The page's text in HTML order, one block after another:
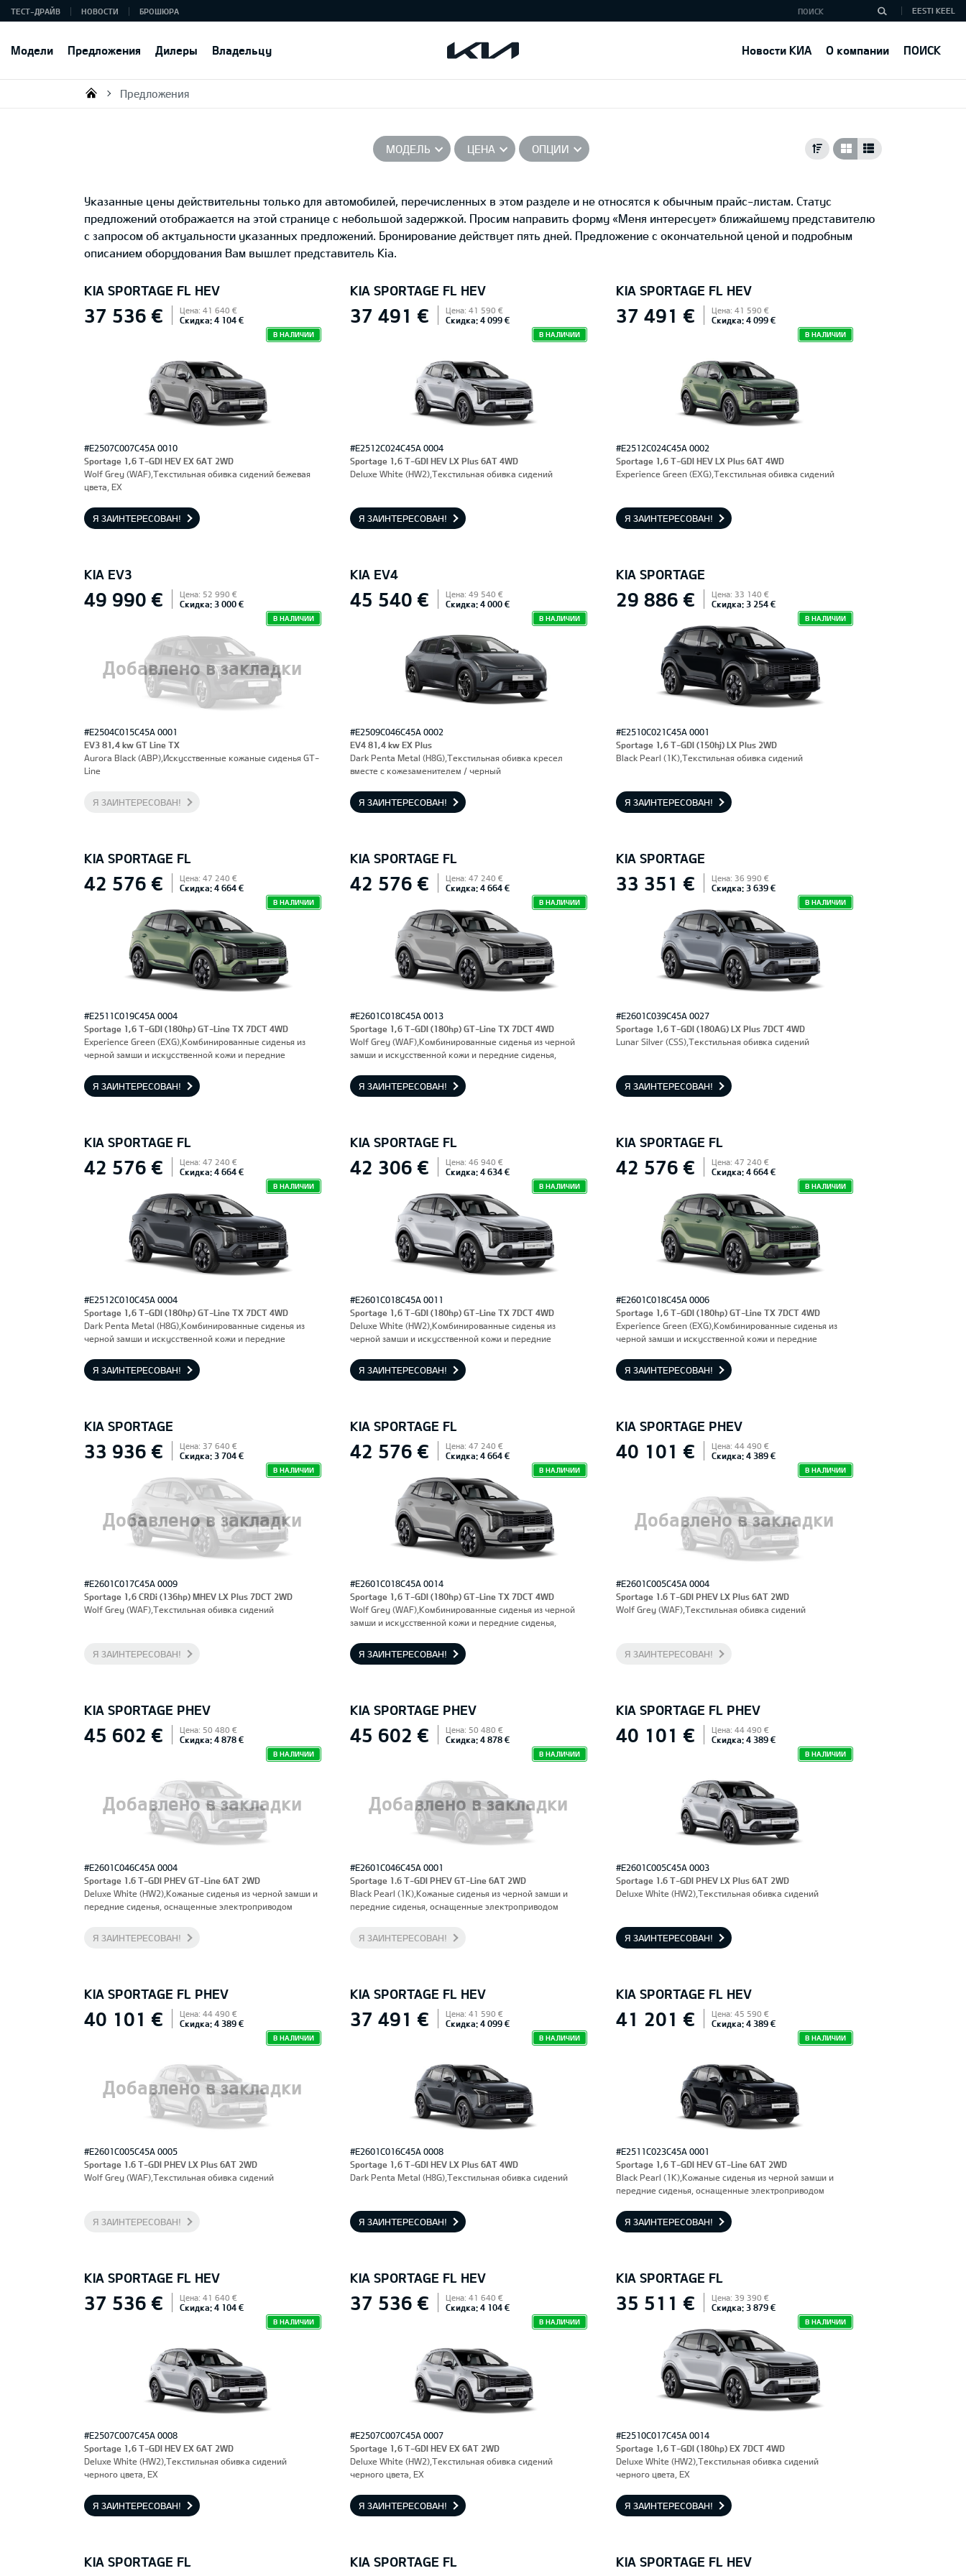
Модели Предложения Дилеры Владельцу Новости КИА О компании ПОИСК
ТЕСТ-ДРАЙВ НОВОСТИ БРОШЮРА EESTI KEEL
KIA AUTO AS
Предложения
МОДЕЛЬ ЦЕНА ОПЦИИ
Указанные цены действительны только для автомобилей, перечисленных в этом разделе и не относятся к обычным прайс-листам. Статус
предложений отображается на этой странице с небольшой задержкой. Просим направить форму «Меня интересует» ближайшему представителю
с запросом об актуальности указанных предложений. Бронирование действует пять дней. Предложение с окончательной ценой и подробным
описанием оборудования Вам вышлет представитель Kia.
KIA SPORTAGE FL HEV
37 536 € Цена: 41 640 €
Скидка: 4 104 €
В НАЛИЧИИ
#E2507C007C45A 0010
Sportage 1,6 T-GDI HEV EX 6AT 2WD
Wolf Grey (WAF),Текстильная обивка сидений бежевая
цвета, EX
Я ЗАИНТЕРЕСОВАН!
KIA SPORTAGE FL HEV
37 491 € Цена: 41 590 €
Скидка: 4 099 €
В НАЛИЧИИ
#E2512C024C45A 0004
Sportage 1,6 T-GDI HEV LX Plus 6AT 4WD
Deluxe White (HW2),Текстильная обивка сидений
Я ЗАИНТЕРЕСОВАН!
KIA SPORTAGE FL HEV
37 491 € Цена: 41 590 €
Скидка: 4 099 €
В НАЛИЧИИ
#E2512C024C45A 0002
Sportage 1,6 T-GDI HEV LX Plus 6AT 4WD
Experience Green (EXG),Текстильная обивка сидений
Я ЗАИНТЕРЕСОВАН!
KIA EV3
Добавлено в закладки
49 990 € Цена: 52 990 €
Скидка: 3 000 €
В НАЛИЧИИ
#E2504C015C45A 0001
EV3 81,4 kw GT Line TX
Aurora Black (ABP),Искусственные кожаные сиденья GT-
Line
Я ЗАИНТЕРЕСОВАН!
KIA EV4
45 540 € Цена: 49 540 €
Скидка: 4 000 €
В НАЛИЧИИ
#E2509C046C45A 0002
EV4 81,4 kw EX Plus
Dark Penta Metal (H8G),Текстильная обивка кресел
вместе с кожезаменителем / черный
Я ЗАИНТЕРЕСОВАН!
KIA SPORTAGE
29 886 € Цена: 33 140 €
Скидка: 3 254 €
В НАЛИЧИИ
#E2510C021C45A 0001
Sportage 1,6 T-GDI (150hj) LX Plus 2WD
Black Pearl (1K),Текстильная обивка сидений
Я ЗАИНТЕРЕСОВАН!
KIA SPORTAGE FL
42 576 € Цена: 47 240 €
Скидка: 4 664 €
В НАЛИЧИИ
#E2511C019C45A 0004
Sportage 1,6 T-GDI (180hp) GT-Line TX 7DCT 4WD
Experience Green (EXG),Комбинированные сиденья из
черной замши и искусственной кожи и передние
Водительское сиденье с функцией памяти.
Я ЗАИНТЕРЕСОВАН!
KIA SPORTAGE FL
42 576 € Цена: 47 240 €
Скидка: 4 664 €
В НАЛИЧИИ
#E2601C018C45A 0013
Sportage 1,6 T-GDI (180hp) GT-Line TX 7DCT 4WD
Wolf Grey (WAF),Комбинированные сиденья из черной
замши и искусственной кожи и передние сиденья,
Водительское сиденье с функцией памяти.
Я ЗАИНТЕРЕСОВАН!
KIA SPORTAGE
33 351 € Цена: 36 990 €
Скидка: 3 639 €
В НАЛИЧИИ
#E2601C039C45A 0027
Sportage 1,6 T-GDI (180AG) LX Plus 7DCT 4WD
Lunar Silver (CSS),Текстильная обивка сидений
Я ЗАИНТЕРЕСОВАН!
KIA SPORTAGE FL
42 576 € Цена: 47 240 €
Скидка: 4 664 €
В НАЛИЧИИ
#E2512C010C45A 0004
Sportage 1,6 T-GDI (180hp) GT-Line TX 7DCT 4WD
Dark Penta Metal (H8G),Комбинированные сиденья из
черной замши и искусственной кожи и передние
Водительское сиденье с функцией памяти.
Я ЗАИНТЕРЕСОВАН!
KIA SPORTAGE FL
42 306 € Цена: 46 940 €
Скидка: 4 634 €
В НАЛИЧИИ
#E2601C018C45A 0011
Sportage 1,6 T-GDI (180hp) GT-Line TX 7DCT 4WD
Deluxe White (HW2),Комбинированные сиденья из
черной замши и искусственной кожи и передние
Водительское сиденье с функцией памяти.
Я ЗАИНТЕРЕСОВАН!
KIA SPORTAGE FL
42 576 € Цена: 47 240 €
Скидка: 4 664 €
В НАЛИЧИИ
#E2601C018C45A 0006
Sportage 1,6 T-GDI (180hp) GT-Line TX 7DCT 4WD
Experience Green (EXG),Комбинированные сиденья из
черной замши и искусственной кожи и передние
Водительское сиденье с функцией памяти.
Я ЗАИНТЕРЕСОВАН!
KIA SPORTAGE
Добавлено в закладки
33 936 € Цена: 37 640 €
Скидка: 3 704 €
В НАЛИЧИИ
#E2601C017C45A 0009
Sportage 1,6 CRDi (136hp) MHEV LX Plus 7DCT 2WD
Wolf Grey (WAF),Текстильная обивка сидений
Я ЗАИНТЕРЕСОВАН!
KIA SPORTAGE FL
42 576 € Цена: 47 240 €
Скидка: 4 664 €
В НАЛИЧИИ
#E2601C018C45A 0014
Sportage 1,6 T-GDI (180hp) GT-Line TX 7DCT 4WD
Wolf Grey (WAF),Комбинированные сиденья из черной
замши и искусственной кожи и передние сиденья,
Водительское сиденье с функцией памяти.
Я ЗАИНТЕРЕСОВАН!
KIA SPORTAGE PHEV
Добавлено в закладки
40 101 € Цена: 44 490 €
Скидка: 4 389 €
В НАЛИЧИИ
#E2601C005C45A 0004
Sportage 1.6 T-GDI PHEV LX Plus 6AT 2WD
Wolf Grey (WAF),Текстильная обивка сидений
Я ЗАИНТЕРЕСОВАН!
KIA SPORTAGE PHEV
Добавлено в закладки
45 602 € Цена: 50 480 €
Скидка: 4 878 €
В НАЛИЧИИ
#E2601C046C45A 0004
Sportage 1.6 T-GDI PHEV GT-Line 6AT 2WD
Deluxe White (HW2),Кожаные сиденья из черной замши и
передние сиденья, оснащенные электроприводом
Я ЗАИНТЕРЕСОВАН!
KIA SPORTAGE PHEV
Добавлено в закладки
45 602 € Цена: 50 480 €
Скидка: 4 878 €
В НАЛИЧИИ
#E2601C046C45A 0001
Sportage 1.6 T-GDI PHEV GT-Line 6AT 2WD
Black Pearl (1K),Кожаные сиденья из черной замши и
передние сиденья, оснащенные электроприводом
Я ЗАИНТЕРЕСОВАН!
KIA SPORTAGE FL PHEV
40 101 € Цена: 44 490 €
Скидка: 4 389 €
В НАЛИЧИИ
#E2601C005C45A 0003
Sportage 1.6 T-GDI PHEV LX Plus 6AT 2WD
Deluxe White (HW2),Текстильная обивка сидений
Я ЗАИНТЕРЕСОВАН!
KIA SPORTAGE FL PHEV
Добавлено в закладки
40 101 € Цена: 44 490 €
Скидка: 4 389 €
В НАЛИЧИИ
#E2601C005C45A 0005
Sportage 1.6 T-GDI PHEV LX Plus 6AT 2WD
Wolf Grey (WAF),Текстильная обивка сидений
Я ЗАИНТЕРЕСОВАН!
KIA SPORTAGE FL HEV
37 491 € Цена: 41 590 €
Скидка: 4 099 €
В НАЛИЧИИ
#E2601C016C45A 0008
Sportage 1,6 T-GDI HEV LX Plus 6AT 4WD
Dark Penta Metal (H8G),Текстильная обивка сидений
Я ЗАИНТЕРЕСОВАН!
KIA SPORTAGE FL HEV
41 201 € Цена: 45 590 €
Скидка: 4 389 €
В НАЛИЧИИ
#E2511C023C45A 0001
Sportage 1,6 T-GDI HEV GT-Line 6AT 2WD
Black Pearl (1K),Кожаные сиденья из черной замши и
передние сиденья, оснащенные электроприводом
Я ЗАИНТЕРЕСОВАН!
KIA SPORTAGE FL HEV
37 536 € Цена: 41 640 €
Скидка: 4 104 €
В НАЛИЧИИ
#E2507C007C45A 0008
Sportage 1,6 T-GDI HEV EX 6AT 2WD
Deluxe White (HW2),Текстильная обивка сидений
черного цвета, EX
Я ЗАИНТЕРЕСОВАН!
KIA SPORTAGE FL HEV
37 536 € Цена: 41 640 €
Скидка: 4 104 €
В НАЛИЧИИ
#E2507C007C45A 0007
Sportage 1,6 T-GDI HEV EX 6AT 2WD
Deluxe White (HW2),Текстильная обивка сидений
черного цвета, EX
Я ЗАИНТЕРЕСОВАН!
KIA SPORTAGE FL
35 511 € Цена: 39 390 €
Скидка: 3 879 €
В НАЛИЧИИ
#E2510C017C45A 0014
Sportage 1,6 T-GDI (180hp) EX 7DCT 4WD
Deluxe White (HW2),Текстильная обивка сидений
черного цвета, EX
Я ЗАИНТЕРЕСОВАН!
KIA SPORTAGE FL KIA SPORTAGE FL KIA SPORTAGE FL HEV